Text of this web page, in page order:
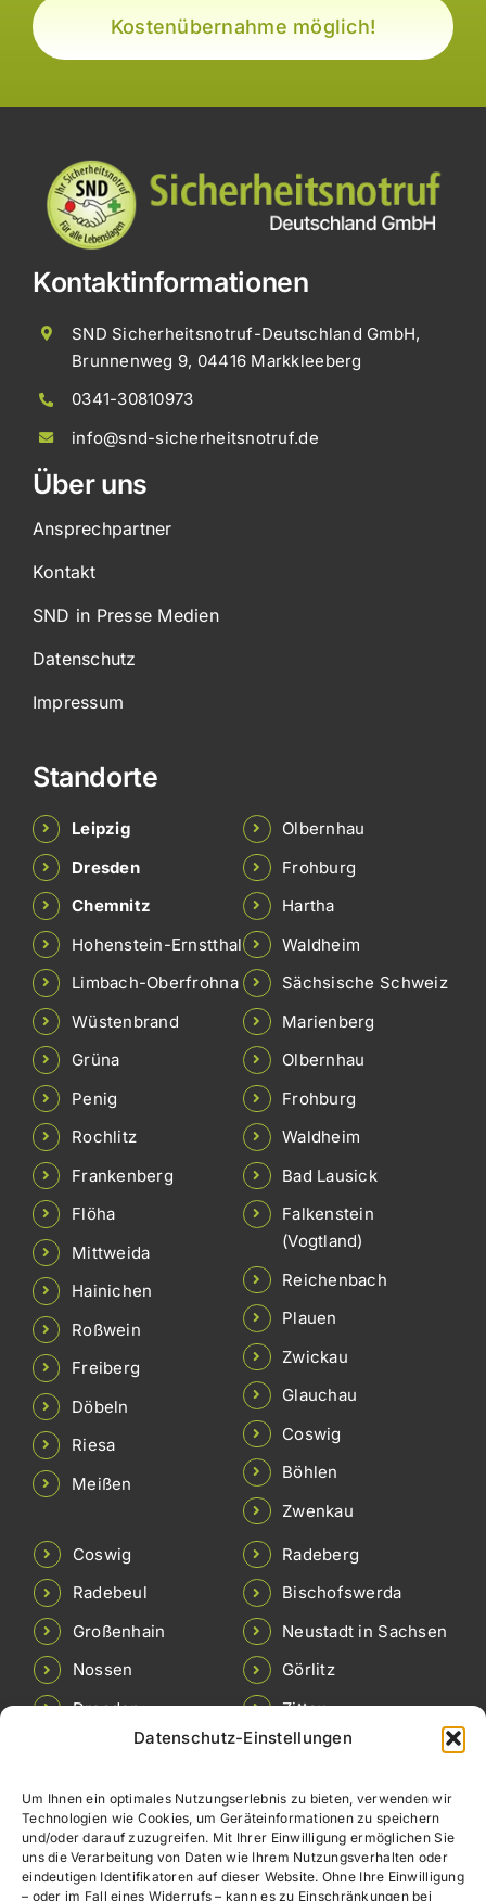
Datenschutz-Einstellungen
Um Ihnen ein optimales Nutzungserlebnis zu bieten, verwenden wir
Technologien wie Cookies, um Geräteinformationen zu speichern
und/oder darauf zuzugreifen. Mit Ihrer Einwilligung ermöglichen Sie
uns die Verarbeitung von Daten wie Ihrem Nutzungsverhalten oder
eindeutigen Identifikatoren auf dieser Website. Ohne Ihre Einwilligung
– oder im Fall eines Widerrufs – kann es zu Einschränkungen bei
Kostenübernahme möglich!
Kontaktinformationen
SND Sicherheitsnotruf-Deutschland GmbH,
Brunnenweg 9, 04416 Markkleeberg
0341-30810973
info@snd-sicherheitsnotruf.de
Über uns
Ansprechpartner
Kontakt
SND in Presse Medien
Datenschutz
Impressum
Standorte
Leipzig
Dresden
Chemnitz
Hohenstein-Ernstthal
Limbach-Oberfrohna
Wüstenbrand
Grüna
Penig
Rochlitz
Frankenberg
Flöha
Mittweida
Hainichen
Roßwein
Freiberg
Döbeln
Riesa
Meißen
Olbernhau
Frohburg
Hartha
Waldheim
Sächsische Schweiz
Marienberg
Olbernhau
Frohburg
Waldheim
Bad Lausick
Falkenstein
(Vogtland)
Reichenbach
Plauen
Zwickau
Glauchau
Coswig
Böhlen
Zwenkau
Coswig
Radebeul
Großenhain
Nossen
Dresden
Rötha
Böhlen
Radeberg
Bischofswerda
Neustadt in Sachsen
Görlitz
Zittau
Löbau
Colditz
Meerane